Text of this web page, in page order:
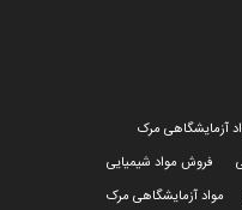
آزمایشگاهی مرک
فروش مواد شیمیایی
مواد آزمایشگاهی مرک